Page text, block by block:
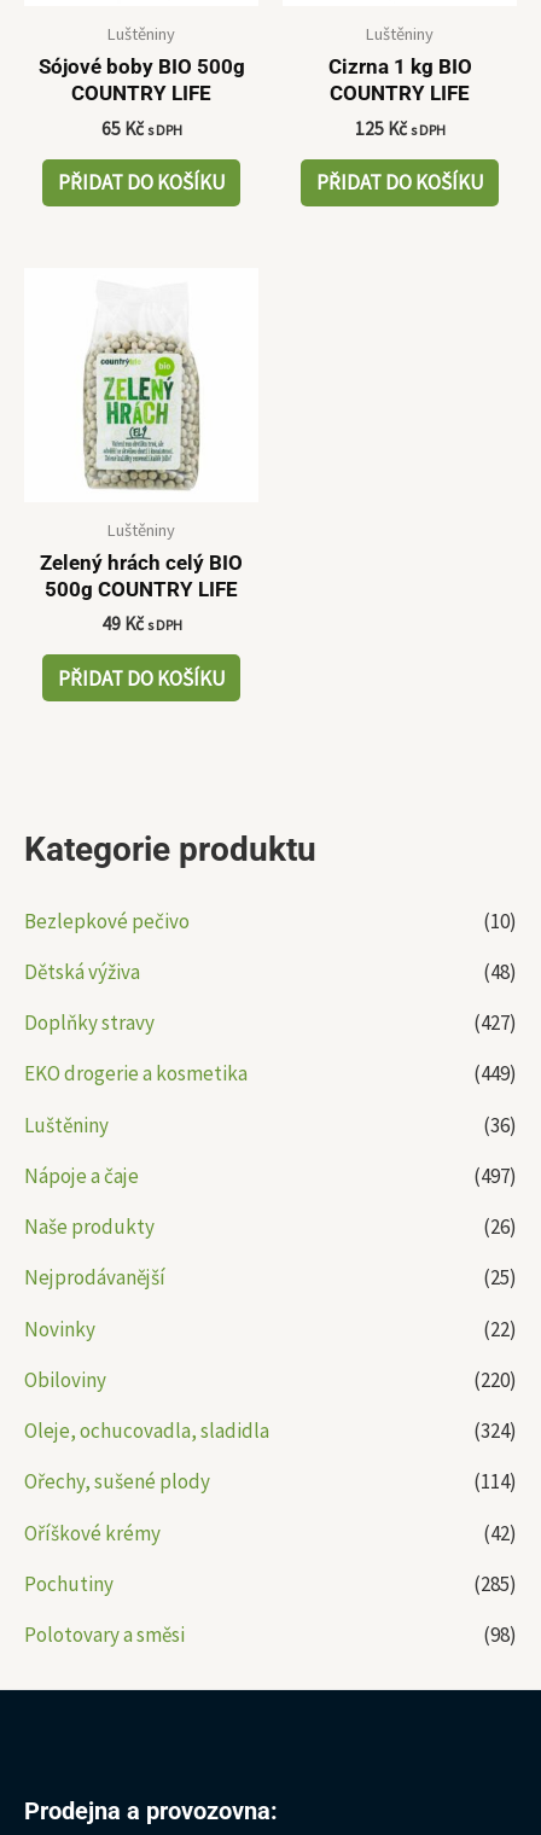
Kategorie produktu
Bezlepkové pečivo
(10)
Dětská výživa
(48)
Doplňky stravy
(427)
EKO drogerie a kosmetika
(449)
Luštěniny
(36)
Nápoje a čaje
(497)
Naše produkty
(26)
Nejprodávanější
(25)
Novinky
(22)
Obiloviny
(220)
Oleje, ochucovadla, sladidla
(324)
Ořechy, sušené plody
(114)
Oříškové krémy
(42)
Pochutiny
(285)
Polotovary a směsi
(98)
Luštěniny
Sójové boby BIO 500g
COUNTRY LIFE
65 Kč s DPH
PŘIDAT DO KOŠÍKU
Luštěniny
Cizrna 1 kg BIO
COUNTRY LIFE
125 Kč s DPH
PŘIDAT DO KOŠÍKU
Luštěniny
Zelený hrách celý BIO
500g COUNTRY LIFE
49 Kč s DPH
PŘIDAT DO KOŠÍKU
Prodejna a provozovna: